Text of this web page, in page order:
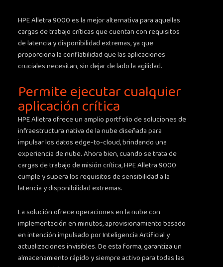
HPE Alletra 9000 es la mejor alternativa para aquellas
cargas de trabajo críticas que cuentan con requisitos
de latencia y disponibilidad extremas, ya que
proporciona la confiabilidad que las aplicaciones
cruciales necesitan, sin dejar de lado la agilidad.
Permite ejecutar cualquier
aplicación crítica
HPE Alletra ofrece un amplio portfolio de soluciones de
infraestructura nativa de la nube diseñada para
impulsar los datos edge-to-cloud, brindando una
experiencia de nube. Ahora bien, cuando se trata de
cargas de trabajo de misión crítica, HPE Alletra 9000
cumple y supera los requisitos de sensibilidad a la
latencia y disponibilidad extremas.
La solución ofrece operaciones en la nube con
implementación en minutos, aprovisionamiento basado
en intención impulsado por Inteligencia Artificial y
actualizaciones invisibles. De esta forma, garantiza un
almacenamiento rápido y siempre activo para todas las